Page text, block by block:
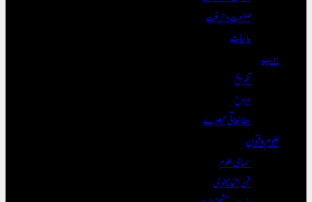
صنعت و حرفت
مالیات
ادب
تفریح
مزاح
مطالعاتی تبصرے
علوم و فنون
سماجی علوم
فن/ٹیکنالوجی